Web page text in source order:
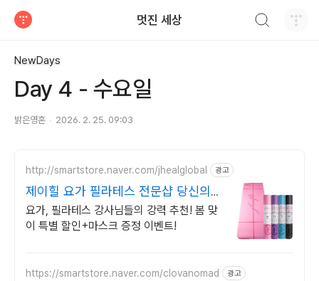
멋진 세상
NewDays
Day 4 - 수요일
밝은영혼 2026. 2. 25. 09:03
http://smartstore.naver.com/jhealglobal 광고
제이힐 요가 필라테스 전문샵 당신의
우아한 운동을 위해!
요가, 필라테스 강사님들의 강력 추천! 봄 맞
이 특별 할인+마스크 증정 이벤트!
https://smartstore.naver.com/clovanomad 광고